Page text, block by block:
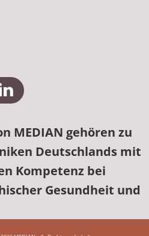
Instagram
zu YouTube
Verlinkung zu Facebook
Verlinkung zu
MEDIAN gehören zu
Deutschlands mit
Kompetenz bei
Gesundheit und